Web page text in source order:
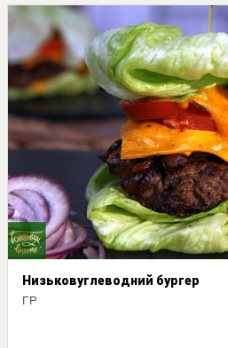
Низьковуглеводний бургер
ГР